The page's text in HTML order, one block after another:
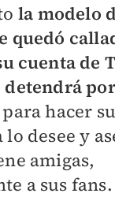
la modelo
quedó
cuenta de
detendrá
para hacer
lo desee y
amigas,
a sus fans.